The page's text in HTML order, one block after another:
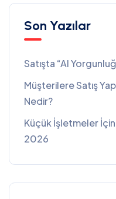
Son Yazılar
Satışta “AI
Müşterilere Satış
Nedir?
Küçük İşletmeler İçin
2026